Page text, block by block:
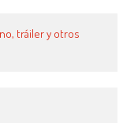
tráiler y otros